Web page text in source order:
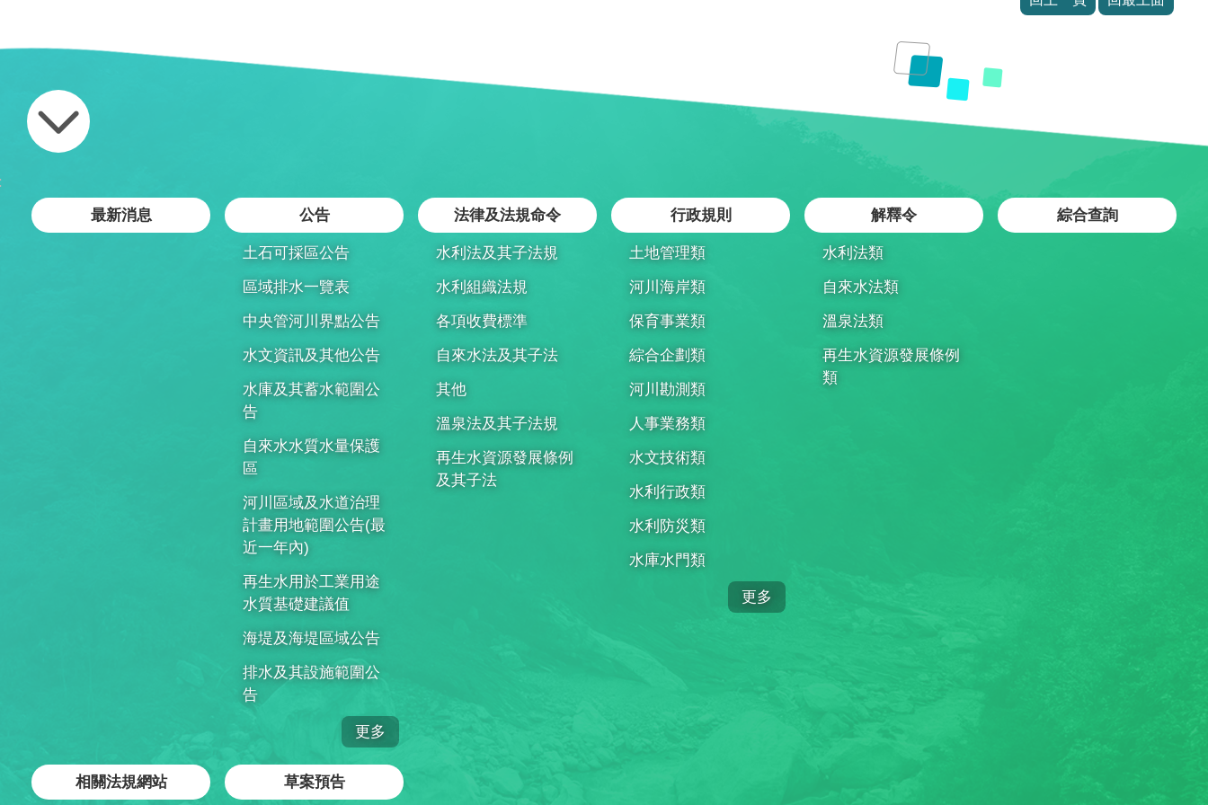
最新消息
公告
土石可採區公告
區域排水一覽表
中央管河川界點公告
水文資訊及其他公告
水庫及其蓄水範圍公
告
自來水水質水量保護
區
河川區域及水道治理
計畫用地範圍公告(最
近一年內)
再生水用於工業用途
水質基礎建議值
海堤及海堤區域公告
排水及其設施範圍公
告
更多
法律及法規命令
水利法及其子法規
水利組織法規
各項收費標準
自來水法及其子法
其他
溫泉法及其子法規
再生水資源發展條例
及其子法
行政規則
土地管理類
河川海岸類
保育事業類
綜合企劃類
河川勘測類
人事業務類
水文技術類
水利行政類
水利防災類
水庫水門類
更多
解釋令
水利法類
自來水法類
溫泉法類
再生水資源發展條例
類
綜合查詢
相關法規網站 草案預告